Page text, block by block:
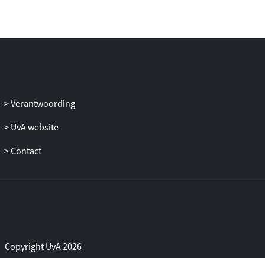
Verantwoording
UvA website
Contact
Copyright UvA 2026